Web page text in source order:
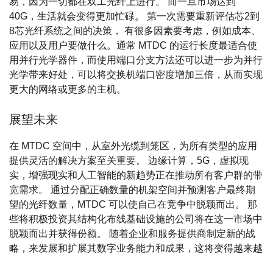
40G，生活就会变得更加忙碌。 第一次需要重新评估芯2到
8芯光纤系统之间的决策， 有很多因素要考虑，例如成本、
应用以及用户要做什么。通常 MTDC 的运行长度最适合使
用并行光学器件，而使用端口分支方法还可以进一步为并行
光学带来好处，可以将交换机端口密度增加三倍，从而实现
更大的网络或更多的主机。
展望未来
在 MTDC 空间中，从室外光缆到笼区，为所有类型的应用
提供灵活的解决方案至关重要。 边缘计算，5G，虚拟现
实，增强现实和人工智能的新趋势正在推动所有客户群的带
宽需求。 通过分配正确数量的机架空间并预测客户最终期
望的光纤数量，MTDC 可以使自己在竞争中脱颖而出。 那
些将积极投资其结构化布线基础设施的公司将在这一市场中
脱颖而出并获得份额。 随着企业和服务提供商制定新的战
略，来发展和扩展其数字业务能力和成果，这将变得越来越